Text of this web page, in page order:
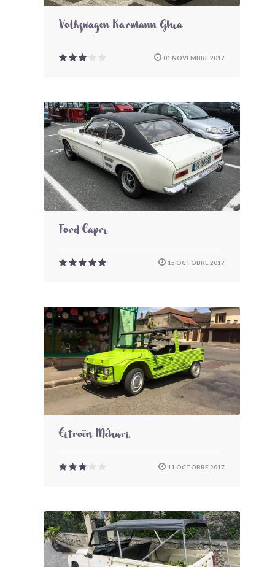
Volkswagen Karmann Ghia
01 NOVEMBRE 2017
Ford Capri
15 OCTOBRE 2017
Citroën Méhari
11 OCTOBRE 2017